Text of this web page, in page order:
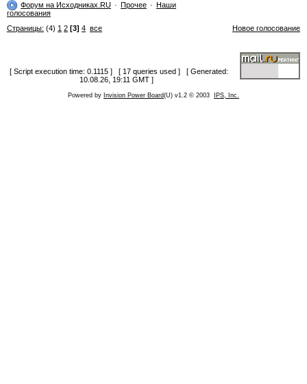
Форум на Исходниках.RU
Прочее
Наши
голосования
Страницы: (4) 1 2 [3] 4 все Новое голосование
[ Script execution time: 0.1115 ] [ 17 queries used ] [ Generated:
10.08.26, 19:11 GMT ]
Powered by Invision Power Board(U) v1.2 © 2003 IPS, Inc.